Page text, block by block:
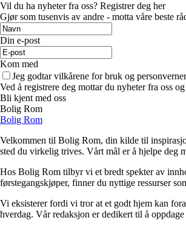
Vil du ha nyheter fra oss? Registrer deg her
Gjør som tusenvis av andre - motta våre beste
Din e-post
Kom med
Jeg godtar vilkårene for bruk og
Ved å registrere deg mottar du nyheter fra oss
Bli kjent med oss
Bolig Rom
Bolig Rom
Velkommen til Bolig Rom, din kilde til
sted du virkelig trives. Vårt mål er å hjelpe deg
Hos Bolig Rom tilbyr vi et bredt spekter av
førstegangskjøper, finner du nyttige ressurser
Vi eksisterer fordi vi tror at et godt hjem kan
hverdag. Vår redaksjon er dedikert til å